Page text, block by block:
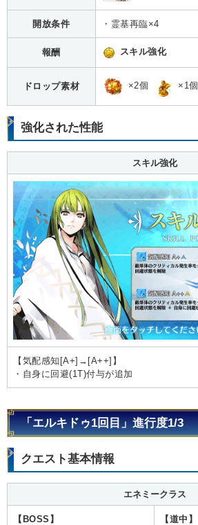
開放条件 ・霊基再臨×4
報酬 スキル強化
ドロップ素材 ×2個 ×1個
強化された性能
スキル強化
【気配感知[A+]→[A++]】
・自身に回避(1T)付与が追加
「エルキドゥ1回目」進行度1/3
クエスト基本情報
エネミークラス
【BOSS】 【道中】